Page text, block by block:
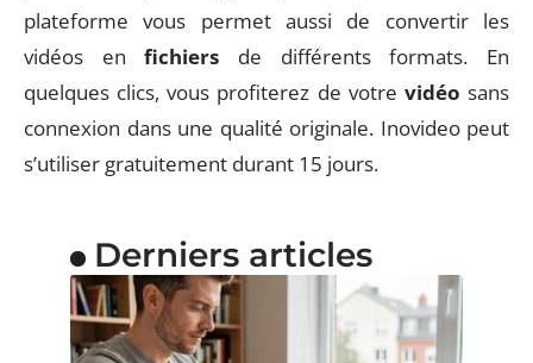
plateforme vous permet aussi de convertir les
vidéos enfichiers de différents formats. En
quelques clics, vous profiterez de votre vidéo sans
connexion dans une qualité originale. Inovideo peut
s’utiliser gratuitement durant 15 jours.
Derniers articles